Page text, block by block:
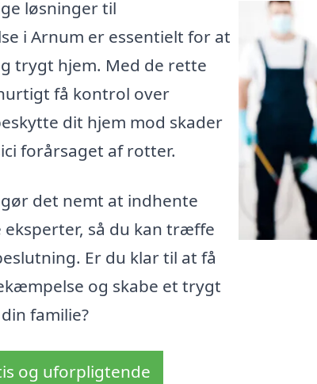
løsninger til
i Arnum er essentielt for at
trygt hjem. Med de rette
få kontrol over
dit hjem mod skader
forårsaget af rotter.
det nemt at indhente
så du kan træffe
Er du klar til at få
og skabe et trygt
familie?
og uforpligtende